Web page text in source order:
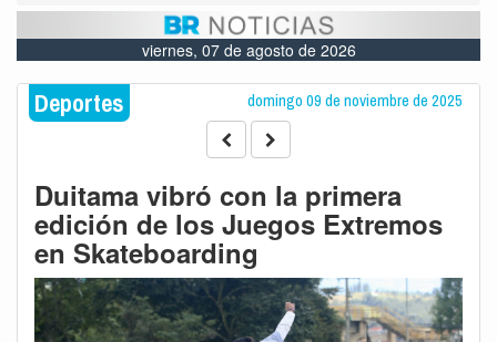
viernes, 07 de agosto de 2026
Deportes domingo 09 de noviembre de 2025
Duitama vibró con la primera
edición de los Juegos Extremos
en Skateboarding